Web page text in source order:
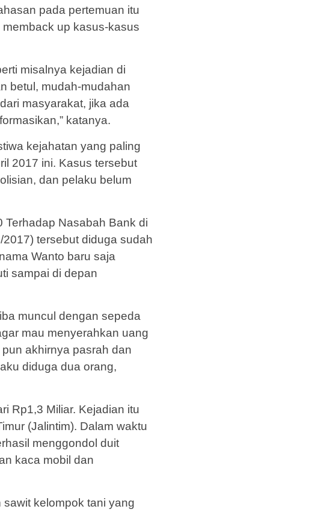
pada pertemuan itu
up kasus-kasus
misalnya kejadian di
betul, mudah-mudahan
masyarakat, jika ada
katanya.
kejahatan yang paling
2017 ini. Kasus tersebut
dan pelaku belum
Terhadap Nasabah Bank di
tersebut diduga sudah
Wanto baru saja
sampai di depan
muncul dengan sepeda
mau menyerahkan uang
akhirnya pasrah dan
diduga dua orang,
Rp1,3 Miliar. Kejadian itu
(Jalintim). Dalam waktu
menggondol duit
kaca mobil dan
kelompok tani yang